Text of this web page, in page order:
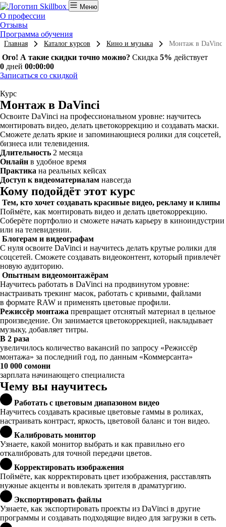
Меню
О профессии
Отзывы
Программа обучения
Главная Каталог курсов Кино и музыка Монтаж в DaVinci
Ого! А такие скидки точно можно? Скидка 5% действует
0 дней 00:00:00
Записаться со скидкой
Курс
Монтаж в DaVinci
Освоите DaVinci на профессиональном уровне: научитесь
монтировать видео, делать цветокоррекцию и создавать маски.
Сможете делать яркие и запоминающиеся ролики для соцсетей,
бизнеса или телевидения.
Длительность 2 месяца
Онлайн в удобное время
Практика на реальных кейсах
Доступ к видеоматериалам навсегда
Кому подойдёт этот курс
Тем, кто хочет создавать красивые видео, рекламу и клипы
Поймёте, как монтировать видео и делать цветокоррекцию.
Соберёте портфолио и сможете начать карьеру в киноиндустрии
или на телевидении.
Блогерам и видеографам
С нуля освоите DaVinci и научитесь делать крутые ролики для
соцсетей. Сможете создавать видеоконтент, который привлечёт
новую аудиторию.
Опытным видеомонтажёрам
Научитесь работать в DaVinci на продвинутом уровне:
настраивать трекинг масок, работать с кривыми, файлами
в формате RAW и применять цветовые профили.
Режиссёр монтажа превращает отснятый материал в цельное
произведение. Он занимается цветокоррекцией, накладывает
музыку, добавляет титры.
В 2 раза
увеличилось количество вакансий по запросу «Режиссёр
монтажа» за последний год, по данным «Коммерсанта»
10 000 сомони
зарплата начинающего специалиста
Чему вы научитесь
Работать с цветовым диапазоном видео
Научитесь создавать красивые цветовые гаммы в роликах,
настраивать контраст, яркость, цветовой баланс и тон видео.
Калибровать монитор
Узнаете, какой монитор выбрать и как правильно его
откалибровать для точной передачи цветов.
Корректировать изображения
Поймёте, как корректировать цвет изображения, расставлять
нужные акценты и вовлекать зрителя в драматургию.
Экспортировать файлы
Узнаете, как экспортировать проекты из DaVinci в другие
программы и создавать подходящие видео для загрузки в сеть.